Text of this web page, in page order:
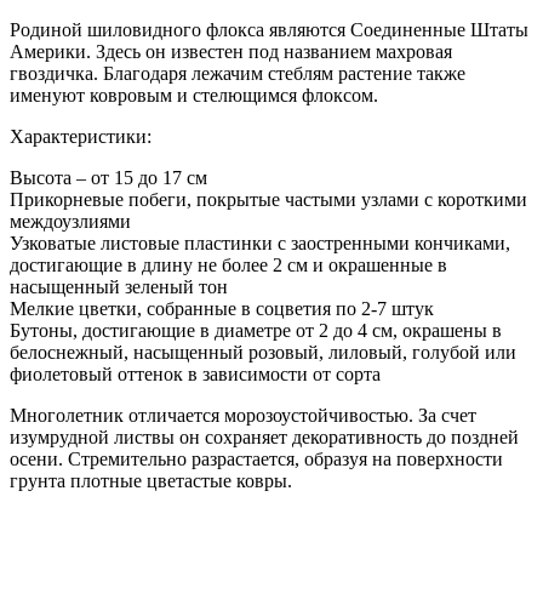
Родиной шиловидного флокса являются Соединенные Штаты
Америки. Здесь он известен под названием махровая
гвоздичка. Благодаря лежачим стеблям растение также
именуют ковровым и стелющимся флоксом.
Характеристики:
Высота – от 15 до 17 см
Прикорневые побеги, покрытые частыми узлами с короткими
междоузлиями
Узковатые листовые пластинки с заостренными кончиками,
достигающие в длину не более 2 см и окрашенные в
насыщенный зеленый тон
Мелкие цветки, собранные в соцветия по 2-7 штук
Бутоны, достигающие в диаметре от 2 до 4 см, окрашены в
белоснежный, насыщенный розовый, лиловый, голубой или
фиолетовый оттенок в зависимости от сорта
Многолетник отличается морозоустойчивостью. За счет
изумрудной листвы он сохраняет декоративность до поздней
осени. Стремительно разрастается, образуя на поверхности
грунта плотные цветастые ковры.